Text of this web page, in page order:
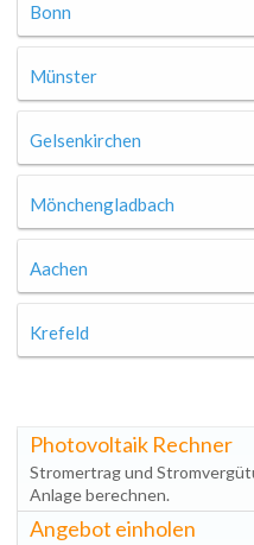
Bonn
Münster
Gelsenkirchen
Mönchengladbach
Aachen
Krefeld
Photovoltaik Rechner
Stromertrag und
Anlage berechnen.
Angebot einholen